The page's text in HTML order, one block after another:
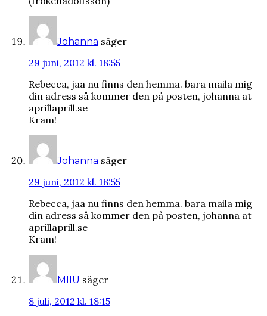
Johanna säger
29 juni, 2012 kl. 18:55
Rebecca, jaa nu finns den hemma. bara maila mig
din adress så kommer den på posten, johanna at
aprillaprill.se
Kram!
Johanna säger
29 juni, 2012 kl. 18:55
Rebecca, jaa nu finns den hemma. bara maila mig
din adress så kommer den på posten, johanna at
aprillaprill.se
Kram!
MIIU säger
8 juli, 2012 kl. 18:15